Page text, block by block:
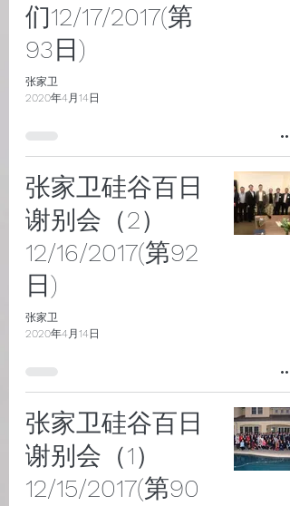
们12/17/2017(第
93日)
张家卫
2020年4月14日
张家卫硅谷百日
谢别会（2）
12/16/2017(第92
日)
张家卫
2020年4月14日
张家卫硅谷百日
谢别会（1）
12/15/2017(第90